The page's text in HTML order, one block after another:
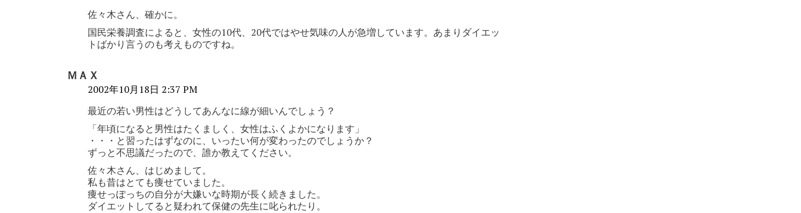
佐々木さん、確かに。
国民栄養調査によると、女性の10代、20代ではやせ気味の人が急増しています。あまりダイエッ
トばかり言うのも考えものですね。
ＭＡＸ
2002年10月18日 2:37 PM
最近の若い男性はどうしてあんなに線が細いんでしょう？
「年頃になると男性はたくましく、女性はふくよかになります」
・・・と習ったはずなのに、いったい何が変わったのでしょうか？
ずっと不思議だったので、誰か教えてください。
佐々木さん、はじめまして。
私も昔はとても痩せていました。
痩せっぽっちの自分が大嫌いな時期が長く続きました。
ダイエットしてると疑われて保健の先生に叱られたり。